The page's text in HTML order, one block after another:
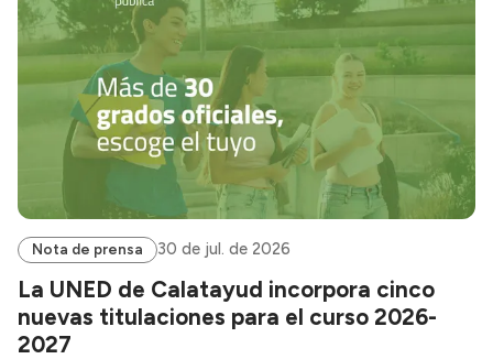
Nota de prensa 30 de jul. de 2026
La UNED de Calatayud incorpora cinco
nuevas titulaciones para el curso 2026-
2027